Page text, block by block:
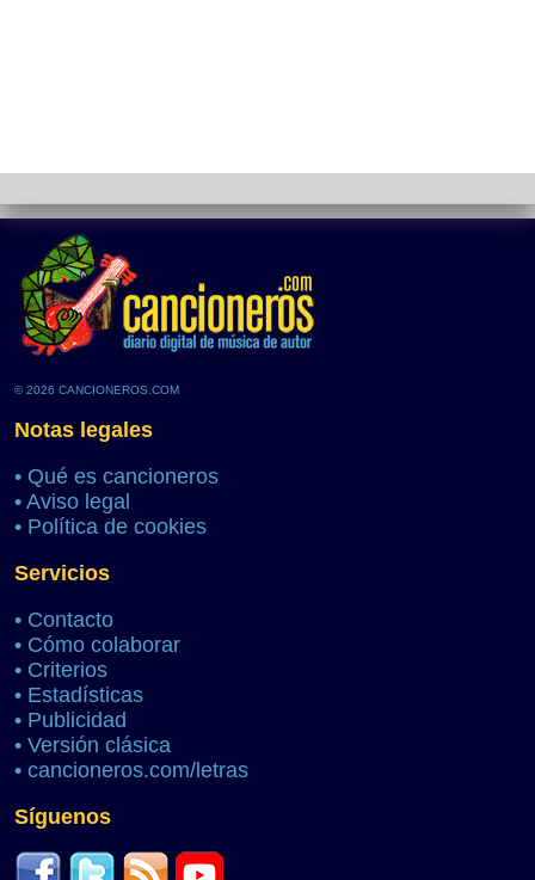
© 2026 CANCIONEROS.COM
Notas legales
• Qué es cancioneros
• Aviso legal
• Política de cookies
Servicios
• Contacto
• Cómo colaborar
• Criterios
• Estadísticas
• Publicidad
• Versión clásica
• cancioneros.com/letras
Síguenos